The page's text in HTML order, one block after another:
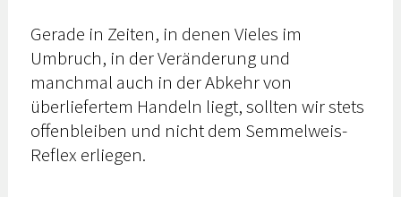
Gerade in Zeiten, in denen Vieles im
Umbruch, in der Veränderung und
manchmal auch in der Abkehr von
überliefertem Handeln liegt, sollten wir stets
offenbleiben und nicht dem Semmelweis-
Reflex erliegen.